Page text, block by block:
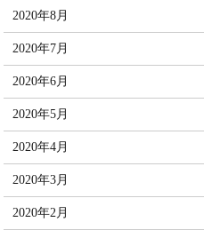
2020年8月
2020年7月
2020年6月
2020年5月
2020年4月
2020年3月
2020年2月